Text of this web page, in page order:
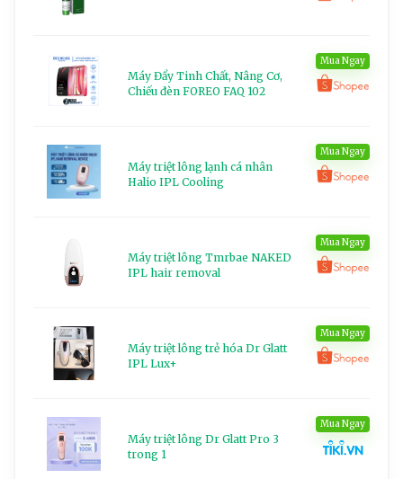
Máy Đẩy Tinh Chất, Nâng Cơ,
Chiếu đèn FOREO FAQ 102
Mua Ngay
Máy triệt lông lạnh cá nhân
Halio IPL Cooling
Mua Ngay
Máy triệt lông Tmrbae NAKED
IPL hair removal
Mua Ngay
Máy triệt lông trẻ hóa Dr Glatt
IPL Lux+
Mua Ngay
Máy triệt lông Dr Glatt Pro 3
trong 1
Mua Ngay